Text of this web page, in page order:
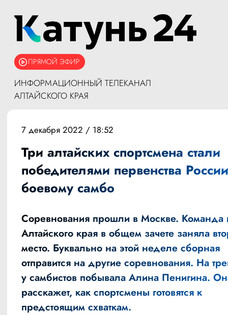
ПРЯМОЙ ЭФИР
ИНФОРМАЦИОННЫЙ ТЕЛЕКАНАЛ
АЛТАЙСКОГО КРАЯ
7 декабря 2022 / 18:52
Три алтайских спортсмена стали
победителями первенства
боевому самбо
Соревнования прошли в Москве. Команда
Алтайского края в общем зачете заняла
место. Буквально на этой неделе сборная
отправится на другие соревнования. На
у самбистов побывала Алина Пенигина.
расскажет, как спортсмены готовятся к
предстоящим схваткам.